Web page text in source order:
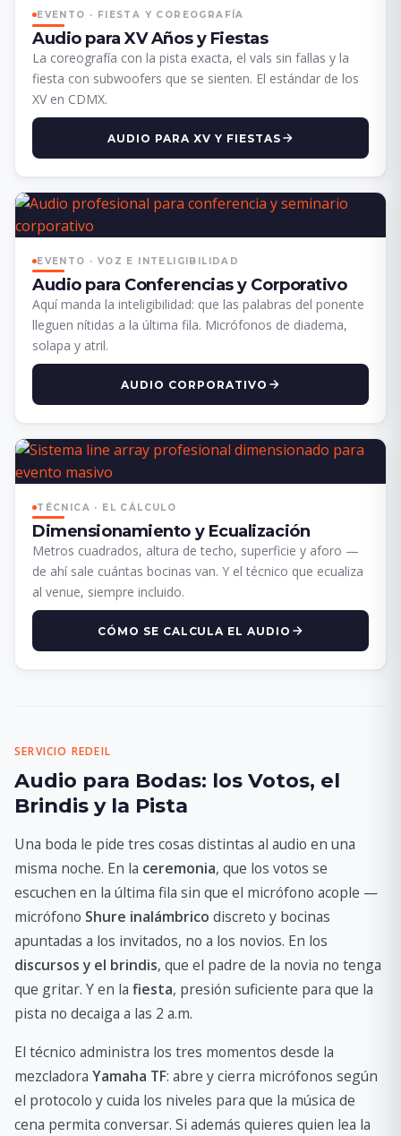
EVENTO · FIESTA Y COREOGRAFÍA
Audio para XV Años y Fiestas
La coreografía con la pista exacta, el vals sin fallas y la
fiesta con subwoofers que se sienten. El estándar de los
XV en CDMX.
AUDIO PARA XV Y FIESTAS
EVENTO · VOZ E INTELIGIBILIDAD
Audio para Conferencias y Corporativo
Aquí manda la inteligibilidad: que las palabras del ponente
lleguen nítidas a la última fila. Micrófonos de diadema,
solapa y atril.
AUDIO CORPORATIVO
TÉCNICA · EL CÁLCULO
Dimensionamiento y Ecualización
Metros cuadrados, altura de techo, superficie y aforo —
de ahí sale cuántas bocinas van. Y el técnico que ecualiza
al venue, siempre incluido.
CÓMO SE CALCULA EL AUDIO
SERVICIO REDEIL
Audio para Bodas: los Votos, el
Brindis y la Pista
Una boda le pide tres cosas distintas al audio en una
misma noche. En la ceremonia, que los votos se
escuchen en la última fila sin que el micrófono acople —
micrófono Shure inalámbrico discreto y bocinas
apuntadas a los invitados, no a los novios. En los
discursos y el brindis, que el padre de la novia no tenga
que gritar. Y en la fiesta, presión suficiente para que la
pista no decaiga a las 2 a.m.
El técnico administra los tres momentos desde la
mezcladora Yamaha TF: abre y cierra micrófonos según
el protocolo y cuida los niveles para que la música de
cena permita conversar. Si además quieres quien lea la